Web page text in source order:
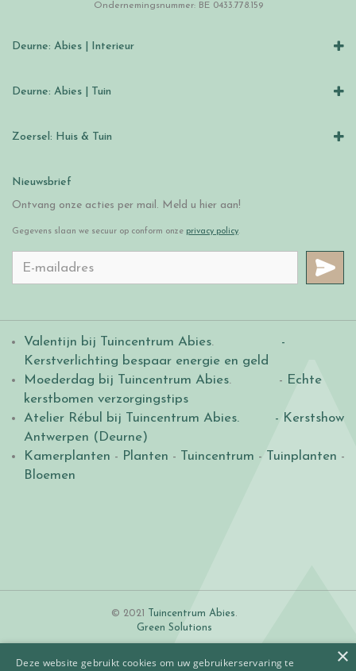
Ondernemingsnummer: BE 0433.778.159
Deurne: Abies | Interieur
Deurne: Abies | Tuin
Zoersel: Huis & Tuin
Nieuwsbrief
Ontvang onze acties per mail. Meld u hier aan!
Gegevens slaan we secuur op conform onze privacy policy.
Valentijn bij Tuincentrum Abies.
-
Kerstverlichting bespaar energie en geld
Moederdag bij Tuincentrum Abies. - Echte
kerstbomen verzorgingstips
Atelier Rébul bij Tuincentrum Abies.
- Kerstshow
Antwerpen (Deurne)
Kamerplanten - Planten - Tuincentrum - Tuinplanten -
Bloemen
© 2021 Tuincentrum Abies.
Green Solutions
×
Deze website gebruikt cookies om uw gebruikerservaring te